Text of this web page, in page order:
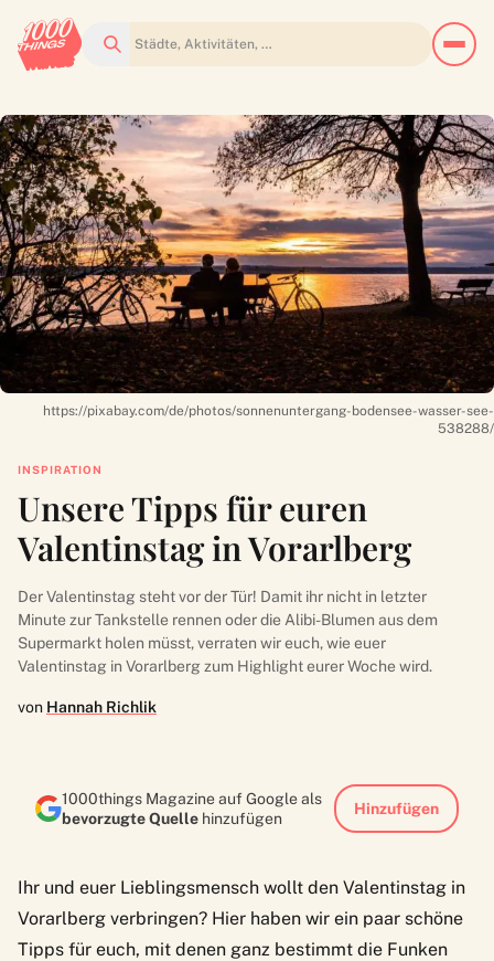
Suchen
https://pixabay.com/de/photos/sonnenuntergang-bodensee-wasser-see-
538288/
INSPIRATION
Unsere Tipps für euren
Valentinstag in Vorarlberg
Der Valentinstag steht vor der Tür! Damit ihr nicht in letzter
Minute zur Tankstelle rennen oder die Alibi-Blumen aus dem
Supermarkt holen müsst, verraten wir euch, wie euer
Valentinstag in Vorarlberg zum Highlight eurer Woche wird.
von Hannah Richlik
1000things Magazine auf Google als
bevorzugte Quelle hinzufügen
Hinzufügen
Ihr und euer Lieblingsmensch wollt den Valentinstag in
Vorarlberg verbringen? Hier haben wir ein paar schöne
Tipps für euch, mit denen ganz bestimmt die Funken